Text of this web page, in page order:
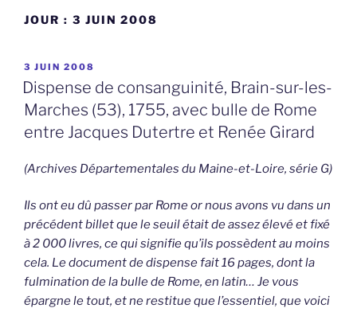
JOUR : 3 JUIN 2008
PUBLIÉ
LE
3 JUIN 2008
Dispense de consanguinité, Brain-sur-les-
Marches (53), 1755, avec bulle de Rome
entre Jacques Dutertre et Renée Girard
(Archives Départementales du Maine-et-Loire, série G)
Ils ont eu dû passer par Rome or nous avons vu dans un
précédent billet que le seuil était de assez élevé et fixé
à 2 000 livres, ce qui signifie qu’ils possèdent au moins
cela. Le document de dispense fait 16 pages, dont la
fulmination de la bulle de Rome, en latin… Je vous
épargne le tout, et ne restitue que l’essentiel, que voici